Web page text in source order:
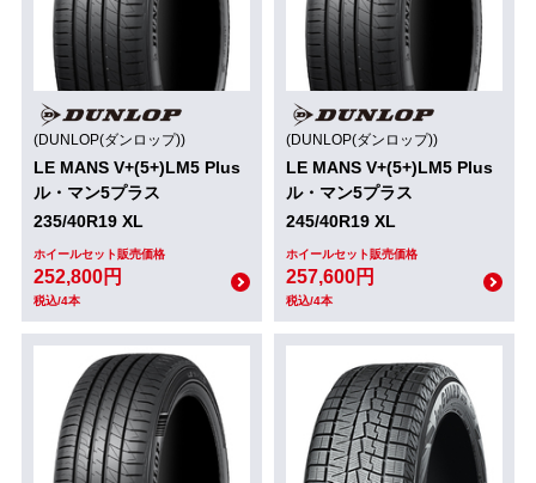
(DUNLOP(ダンロップ))
LE MANS V+(5+)LM5 Plus
ル・マン5プラス
235/40R19 XL
ホイールセット販売価格
252,800円
税込/4本
(DUNLOP(ダンロップ))
LE MANS V+(5+)LM5 Plus
ル・マン5プラス
245/40R19 XL
ホイールセット販売価格
257,600円
税込/4本